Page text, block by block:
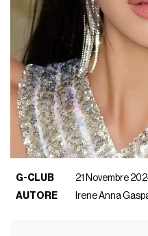
G-CLUB
21 Novembre
AUTORE
Irene Anna